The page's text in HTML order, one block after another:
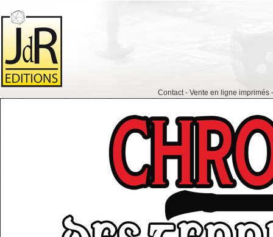
Contact- Vente en ligne imprimés